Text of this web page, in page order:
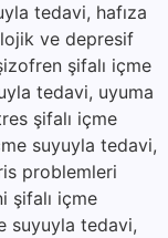
tedavi, hafıza
ve depresif
şifalı içme
tedavi, uyuma
şifalı içme
suyuyla tedavi,
problemleri
şifalı içme
suyuyla tedavi,